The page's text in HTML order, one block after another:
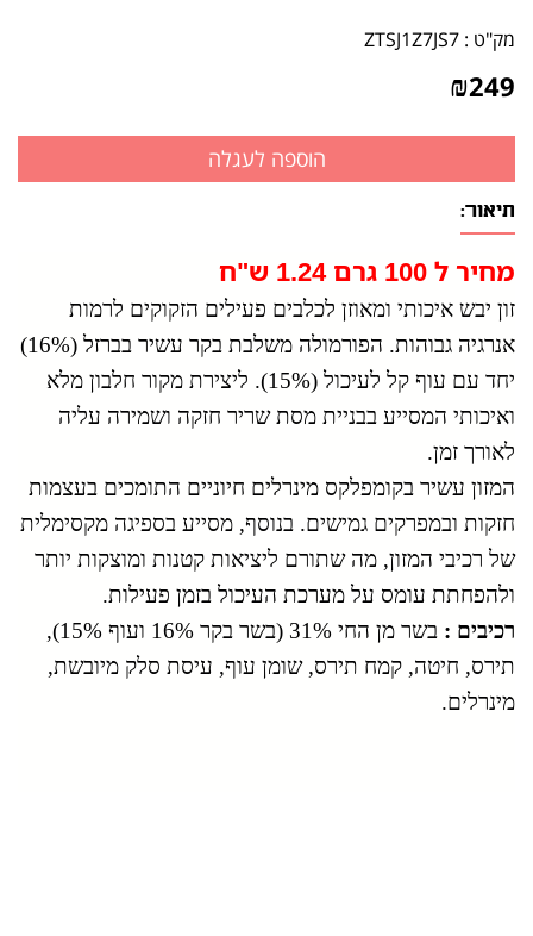
מק"ט : ZTSJ1Z7JS7
₪249
תיאור:
מחיר ל 100 גרם 1.24 ש"ח
זון יבש איכותי ומאוזן לכלבים פעילים הזקוקים לרמות
אנרגיה גבוהות. הפורמולה משלבת בקר עשיר בברזל (16%)
יחד עם עוף קל לעיכול (15%). ליצירת מקור חלבון מלא
ואיכותי המסייע בבניית מסת שריר חזקה ושמירה עליה
לאורך זמן.
המזון עשיר בקומפלקס מינרלים חיוניים התומכים בעצמות
חזקות ובמפרקים גמישים. בנוסף, מסייע בספיגה מקסימלית
של רכיבי המזון, מה שתורם ליציאות קטנות ומוצקות יותר
ולהפחתת עומס על מערכת העיכול בזמן פעילות.
רכיבים :
בשר מן החי 31% (בשר בקר 16% ועוף 15%),
תירס, חיטה, קמח תירס, שומן עוף, עיסת סלק מיובשת,
מינרלים.